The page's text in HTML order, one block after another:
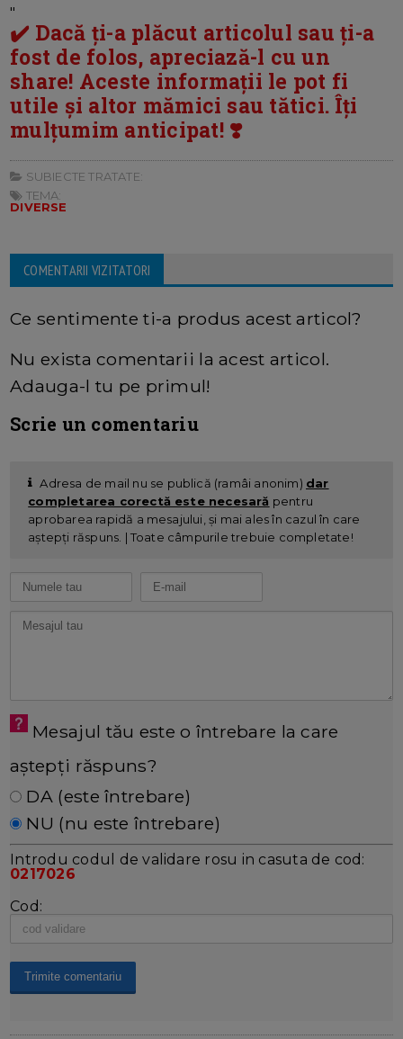
"
✔️ Dacă ți-a plăcut articolul sau ți-a
fost de folos, apreciază-l cu un
share! Aceste informații le pot fi
utile și altor mămici sau tătici. Îți
mulțumim anticipat! ❣️
SUBIECTE TRATATE:
TEMA:
DIVERSE
COMENTARII VIZITATORI
Ce sentimente ti-a produs acest articol?
Nu exista comentarii la acest articol.
Adauga-l tu pe primul!
Scrie un comentariu
Adresa de mail nu se publică (ramâi anonim) dar
completarea corectă este necesară pentru
aprobarea rapidă a mesajului, și mai ales în cazul în care
aștepți răspuns. | Toate câmpurile trebuie completate!
Mesajul tău este o întrebare la care
aștepți răspuns?
DA (este întrebare)
NU (nu este întrebare)
Introdu codul de validare rosu in casuta de cod:
0217026
Cod: